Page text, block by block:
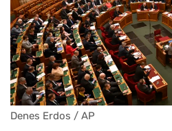
Denes Erdos / AP